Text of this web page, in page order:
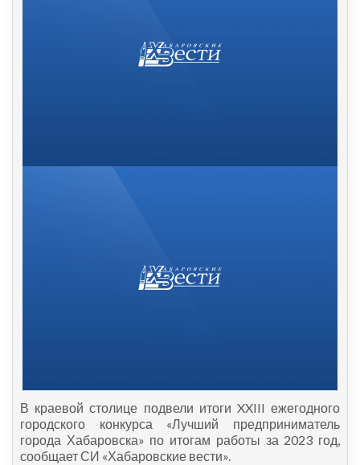
В краевой столице подвели итоги XXIII ежегодного
городского конкурса «Лучший предприниматель
города Хабаровска» по итогам работы за 2023 год,
сообщает СИ «Хабаровские вести».